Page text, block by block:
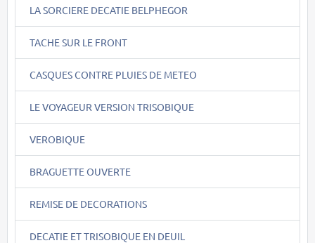
LA SORCIERE DECATIE BELPHEGOR
TACHE SUR LE FRONT
CASQUES CONTRE PLUIES DE METEO
LE VOYAGEUR VERSION TRISOBIQUE
VEROBIQUE
BRAGUETTE OUVERTE
REMISE DE DECORATIONS
DECATIE ET TRISOBIQUE EN DEUIL